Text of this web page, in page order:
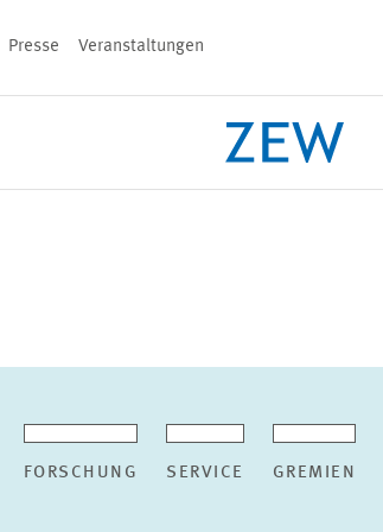
Presse Veranstaltungen
FORSCHUNG SERVICE GREMIEN